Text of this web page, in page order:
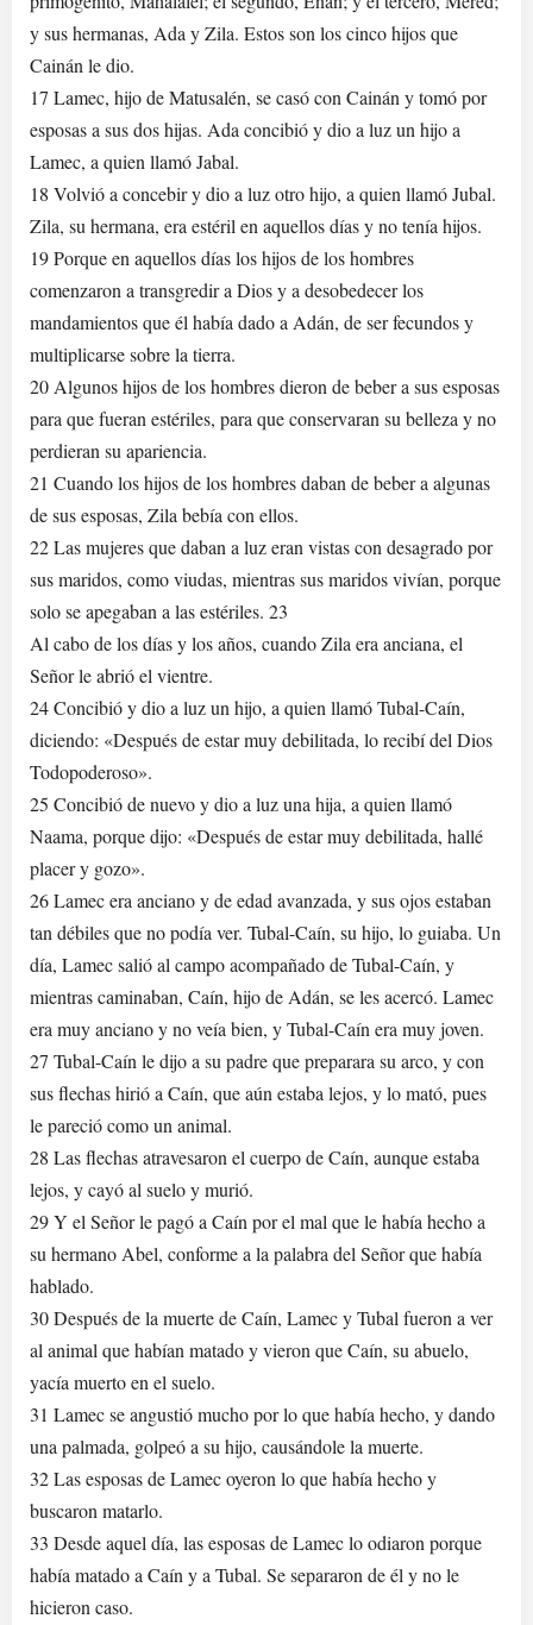
y sus hermanas, Ada y Zila. Estos son los cinco hijos que
Cainán le dio.
17 Lamec, hijo de Matusalén, se casó con Cainán y tomó por
esposas a sus dos hijas. Ada concibió y dio a luz un hijo a
Lamec, a quien llamó Jabal.
18 Volvió a concebir y dio a luz otro hijo, a quien llamó Jubal.
Zila, su hermana, era estéril en aquellos días y no tenía hijos.
19 Porque en aquellos días los hijos de los hombres
comenzaron a transgredir a Dios y a desobedecer los
mandamientos que él había dado a Adán, de ser fecundos y
multiplicarse sobre la tierra.
20 Algunos hijos de los hombres dieron de beber a sus esposas
para que fueran estériles, para que conservaran su belleza y no
perdieran su apariencia.
21 Cuando los hijos de los hombres daban de beber a algunas
de sus esposas, Zila bebía con ellos.
22 Las mujeres que daban a luz eran vistas con desagrado por
sus maridos, como viudas, mientras sus maridos vivían, porque
solo se apegaban a las estériles. 23
Al cabo de los días y los años, cuando Zila era anciana, el
Señor le abrió el vientre.
24 Concibió y dio a luz un hijo, a quien llamó Tubal-Caín,
diciendo: «Después de estar muy debilitada, lo recibí del Dios
Todopoderoso».
25 Concibió de nuevo y dio a luz una hija, a quien llamó
Naama, porque dijo: «Después de estar muy debilitada, hallé
placer y gozo».
26 Lamec era anciano y de edad avanzada, y sus ojos estaban
tan débiles que no podía ver. Tubal-Caín, su hijo, lo guiaba. Un
día, Lamec salió al campo acompañado de Tubal-Caín, y
mientras caminaban, Caín, hijo de Adán, se les acercó. Lamec
era muy anciano y no veía bien, y Tubal-Caín era muy joven.
27 Tubal-Caín le dijo a su padre que preparara su arco, y con
sus flechas hirió a Caín, que aún estaba lejos, y lo mató, pues
le pareció como un animal.
28 Las flechas atravesaron el cuerpo de Caín, aunque estaba
lejos, y cayó al suelo y murió.
29 Y el Señor le pagó a Caín por el mal que le había hecho a
su hermano Abel, conforme a la palabra del Señor que había
hablado.
30 Después de la muerte de Caín, Lamec y Tubal fueron a ver
al animal que habían matado y vieron que Caín, su abuelo,
yacía muerto en el suelo.
31 Lamec se angustió mucho por lo que había hecho, y dando
una palmada, golpeó a su hijo, causándole la muerte.
32 Las esposas de Lamec oyeron lo que había hecho y
buscaron matarlo.
33 Desde aquel día, las esposas de Lamec lo odiaron porque
había matado a Caín y a Tubal. Se separaron de él y no le
hicieron caso.